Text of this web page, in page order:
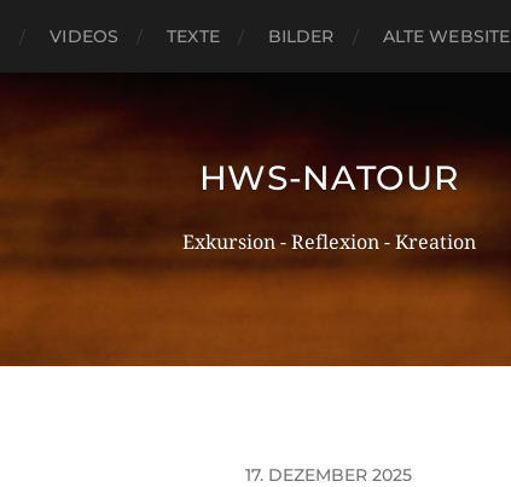
VIDEOS TEXTE BILDER ALTE WEBSITE
HWS-NATOUR
Exkursion - Reflexion - Kreation
17. DEZEMBER 2025